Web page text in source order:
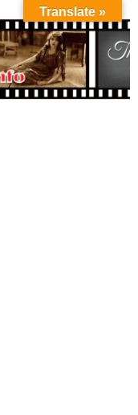
Translate »